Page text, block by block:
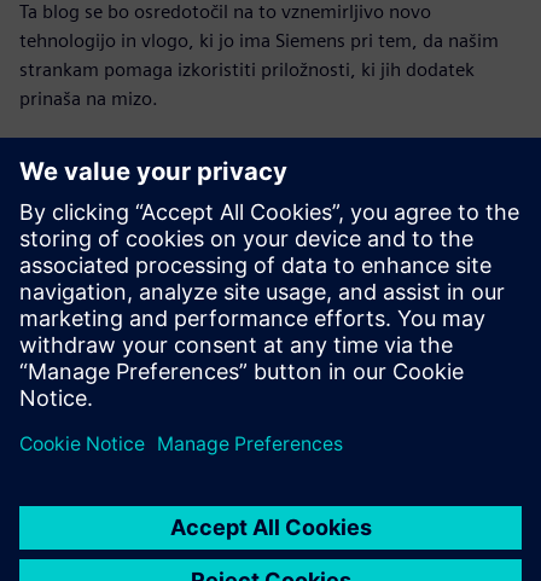
Ta blog se bo osredotočil na to vznemirljivo novo
tehnologijo in vlogo, ki jo ima Siemens pri tem, da našim
strankam pomaga izkoristiti priložnosti, ki jih dodatek
prinaša na mizo.
Community
Pridružite se pogovoru in dobite odgovore na svoja
vprašanja od strokovnjakov za aditivno proizvodnjo.
Pridružite se naši skupnosti